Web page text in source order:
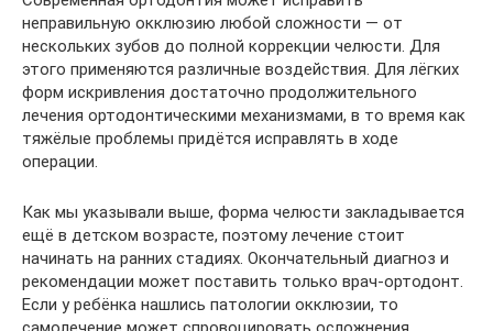
неправильную окклюзию любой сложности — от
нескольких зубов до полной коррекции челюсти. Для
этого применяются различные воздействия. Для лёгких
форм искривления достаточно продолжительного
лечения ортодонтическими механизмами, в то время как
тяжёлые проблемы придётся исправлять в ходе
операции.
Как мы указывали выше, форма челюсти закладывается
ещё в детском возрасте, поэтому лечение стоит
начинать на ранних стадиях. Окончательный диагноз и
рекомендации может поставить только врач-ортодонт.
Если у ребёнка нашлись патологии окклюзии, то